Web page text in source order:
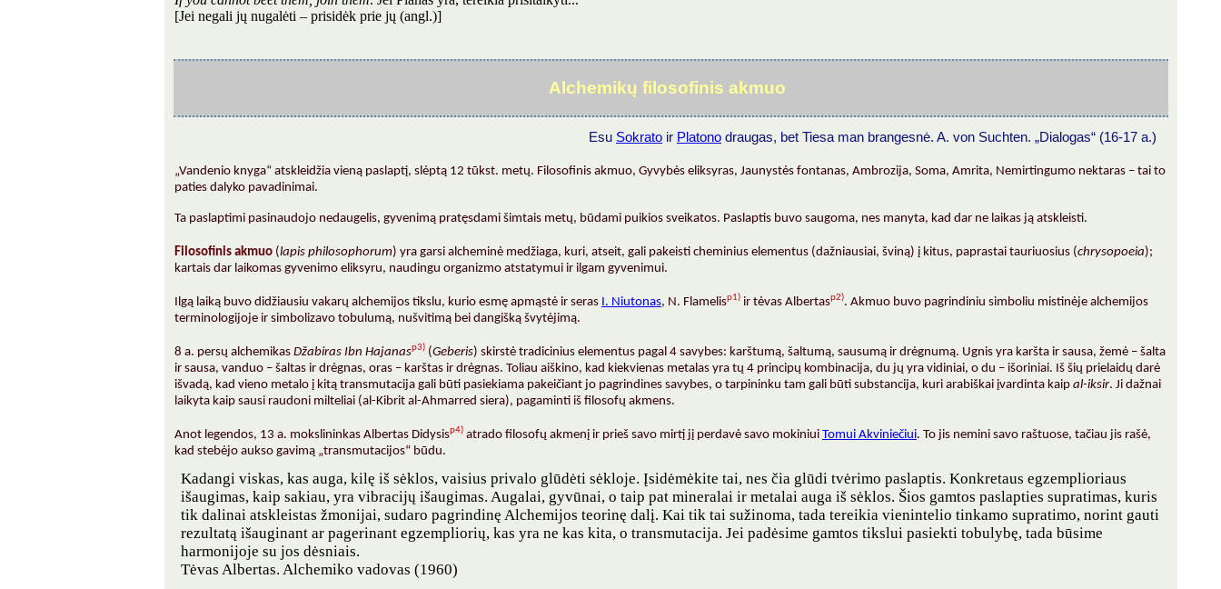
[Jei negali jų nugalėti – prisidėk prie jų (angl.)]
Alchemikų filosofinis akmuo
Esu Sokrato ir Platono draugas, bet Tiesa man brangesnė. A. von Suchten. „Dialogas“ (16-17 a.)
„Vandenio knyga“ atskleidžia vieną paslaptį, slėptą 12 tūkst. metų. Filosofinis akmuo, Gyvybės eliksyras, Jaunystės fontanas, Ambrozija, Soma, Amrita, Nemirtingumo nektaras – tai to
paties dalyko pavadinimai.
Ta paslaptimi pasinaudojo nedaugelis, gyvenimą pratęsdami šimtais metų, būdami puikios sveikatos. Paslaptis buvo saugoma, nes manyta, kad dar ne laikas ją atskleisti.
Filosofinis akmuo (lapis philosophorum) yra garsi alcheminė medžiaga, kuri, atseit, gali pakeisti cheminius elementus (dažniausiai, šviną) į kitus, paprastai tauriuosius (chrysopoeia);
kartais dar laikomas gyvenimo eliksyru, naudingu organizmo atstatymui ir ilgam gyvenimui.
Ilgą laiką buvo didžiausiu vakarų alchemijos tikslu, kurio esmę apmąstė ir seras I. Niutonas, N. Flamelisp1) ir tėvas Albertasp2). Akmuo buvo pagrindiniu simboliu mistinėje alchemijos
terminologijoje ir simbolizavo tobulumą, nušvitimą bei dangišką švytėjimą.
8 a. persų alchemikas Džabiras Ibn Hajanasp3) (Geberis) skirstė tradicinius elementus pagal 4 savybes: karštumą, šaltumą, sausumą ir drėgnumą. Ugnis yra karšta ir sausa, žemė – šalta
ir sausa, vanduo – šaltas ir drėgnas, oras – karštas ir drėgnas. Toliau aiškino, kad kiekvienas metalas yra tų 4 principų kombinacija, du jų yra vidiniai, o du – išoriniai. Iš šių prielaidų darė
išvadą, kad vieno metalo į kitą transmutacija gali būti pasiekiama pakeičiant jo pagrindines savybes, o tarpininku tam gali būti substancija, kuri arabiškai įvardinta kaip al-iksir. Ji dažnai
laikyta kaip sausi raudoni milteliai (al-Kibrit al-Ahmarred siera), pagaminti iš filosofų akmens.
Anot legendos, 13 a. mokslininkas Albertas Didysisp4) atrado filosofų akmenį ir prieš savo mirtį jį perdavė savo mokiniui Tomui Akviniečiui. To jis nemini savo raštuose, tačiau jis rašė,
kad stebėjo aukso gavimą „transmutacijos“ būdu.
Kadangi viskas, kas auga, kilę iš sėklos, vaisius privalo glūdėti sėkloje. Įsidėmėkite tai, nes čia glūdi tvėrimo paslaptis. Konkretaus egzemplioriaus
išaugimas, kaip sakiau, yra vibracijų išaugimas. Augalai, gyvūnai, o taip pat mineralai ir metalai auga iš sėklos. Šios gamtos paslapties supratimas, kuris
tik dalinai atskleistas žmonijai, sudaro pagrindinę Alchemijos teorinę dalį. Kai tik tai sužinoma, tada tereikia vienintelio tinkamo supratimo, norint gauti
rezultatą išauginant ar pagerinant egzempliorių, kas yra ne kas kita, o transmutacija. Jei padėsime gamtos tikslui pasiekti tobulybę, tada būsime
harmonijoje su jos dėsniais.
Tėvas Albertas. Alchemiko vadovas (1960)